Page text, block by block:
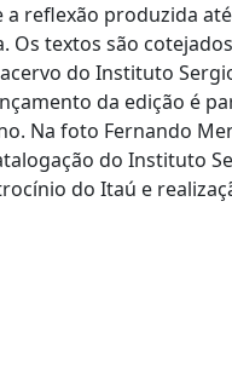
reflexão produzida
Os textos são
do Instituto
da edição é
Na foto Fernando
do Instituto
do Itaú e